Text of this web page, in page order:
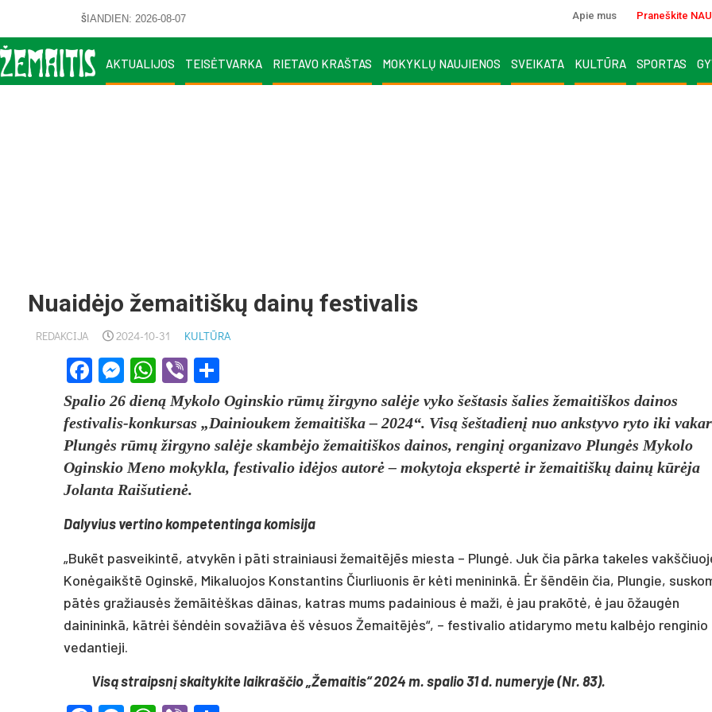
ŠIANDIEN: 2026-08-07 Apie mus Praneškite
AKTUALIJOS TEISĖTVARKA RIETAVO KRAŠTAS MOKYKLŲ NAUJIENOS SVEIKATA KULTŪRA SPORTAS
Nuaidėjo žemaitiškų dainų festivalis
REDAKCIJA 2024-10-31 KULTŪRA
Facebook
Messenger
WhatsApp
Viber
Spalio 26 dieną Mykolo Oginskio rūmų žirgyno salėje vyko šeštasis šalies žemaitiškos dainos
festivalis-konkursas „Dainioukem žemaitiška – 2024“. Visą šeštadienį nuo ankstyvo ryto iki
Plungės rūmų žirgyno salėje skambėjo žemaitiškos dainos, renginį organizavo Plungės Mykolo
Oginskio Meno mokykla, festivalio idėjos autorė – mokytoja ekspertė ir žemaitiškų dainų kūrėja
Jolanta Raišutienė.
Dalyvius vertino kompetentinga komisija
„Bukēt pasveikintē, atvykēn i pāti strainiausi žemaitējēs miesta – Plungė. Juk čia pārka takeles
Konėgaikštē Oginskē, Mikaluojos Konstantins Čiurliuonis ēr kėti menininkā. Ėr šēndēin čia, Plungie,
pātės gražiausės žemāitėškas dāinas, katras mums padainious ė maži, ė jau prakōtė, ė jau ōžaugėn
dainininkā, kātrėi šėndėin sovažiāva ėš vėsuos Žemaitējės“, – festivalio atidarymo metu kalbėjo renginio
vedantieji.
Visą straipsnį skaitykite laikraščio „Žemaitis“ 2024 m. spalio 31 d. numeryje (Nr. 83).